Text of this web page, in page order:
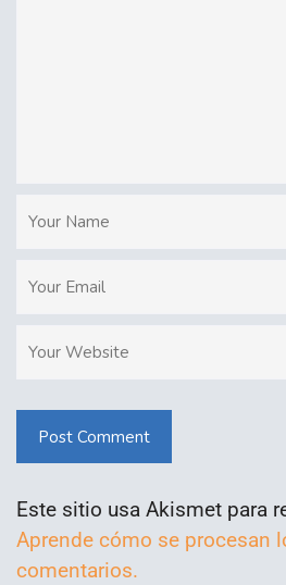
Post Comment
Este sitio usa Akismet para
Aprende cómo se procesan
comentarios.